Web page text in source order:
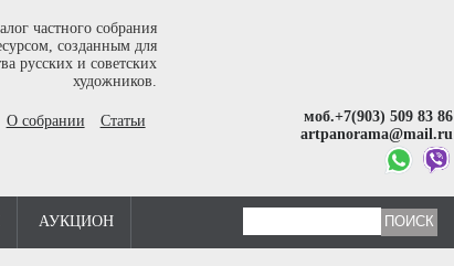
частного собрания
созданным для
русских и советских
художников.
О собрании Статьи
моб.+7(903) 509 83 86
artpanorama@mail.ru
АУКЦИОН